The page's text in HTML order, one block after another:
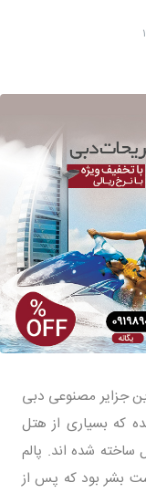
جزایر مصنوعی دبی
که بسیاری از هتل
شده اند. پالم
بشر بود که پس از